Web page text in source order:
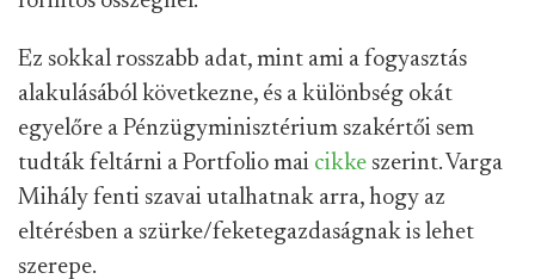
Ez sokkal rosszabb adat, mint ami a fogyasztás
alakulásából következne, és a különbség okát
egyelőre a Pénzügyminisztérium szakértői sem
tudták feltárni a Portfolio mai cikke szerint. Varga
Mihály fenti szavai utalhatnak arra, hogy az
eltérésben a szürke/feketegazdaságnak is lehet
szerepe.